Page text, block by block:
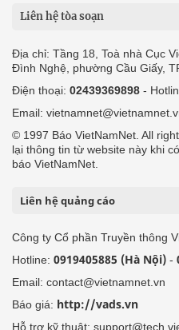
Liên hệ tòa soạn
Địa chỉ: Tầng 18, Toà nhà Cục
Đình Nghệ, phường Cầu Giấy,
Điện thoại: 02439369898 -
Email:
© 1997 Báo VietNamNet. All
lại thông tin từ website này khi
báo VietNamNet.
Liên hệ quảng cáo
Công ty Cổ phần Truyền thông
Hotline: 0919405885 (Hà Nội) -
Email: contact@vietnamnet.vn
Báo giá: http://vads.vn
Hỗ trợ kỹ thuật: